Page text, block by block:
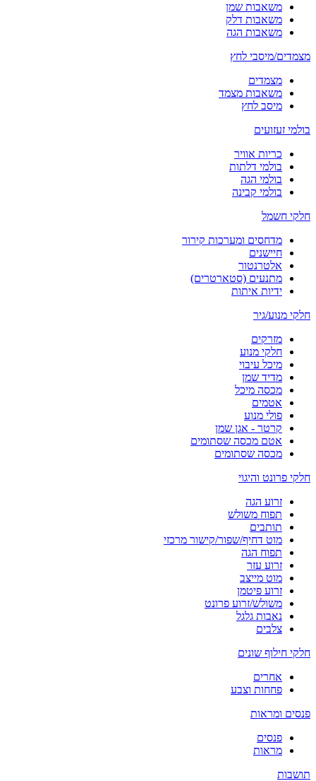
משאבות שמן
משאבות דלק
משאבות הגה
מצמדים/מיסבי לחץ
מצמדים
משאבות מצמד
מיסב לחץ
בולמי זעזועים
כריות אוויר
בולמי דלתות
בולמי הגה
בולמי קבינה
חלקי חשמל
מדחסים ומערכות קירור
חיישנים
אלטרנטור
מתנעים (סטארטרים)
ידיות איתות
חלקי מנוע/גיר
מזרקים
חלקי מנוע
מיכל עיבוי
מדיד שמן
מכסה מיכל
אטמים
פולי מנוע
קרטר - אגן שמן
אטם מכסה שסתומים
מכסה שסתומים
חלקי פרונט והיגוי
זרוע הגה
תפוח משולש
תותבים
מוט דחיף/שפור/קישור מרכזי
תפוח הגה
זרוע עזר
מוט מייצב
זרוע פיטמן
משולש/זרוע פרונט
נאבות גלגל
צלבים
חלקי חילוף שונים
אחרים
פחחות וצבע
פנסים ומראות
פנסים
מראות
תושבות